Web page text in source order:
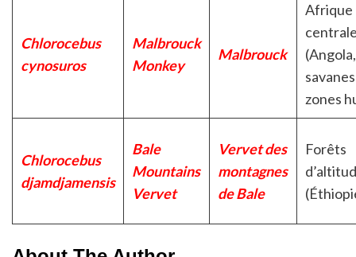
Chlorocebus
cynosuros
Malbrouck
Monkey
Malbrouck
Afrique
zones
Chlorocebus
djamdjamensis
Bale
Mountains
Vervet
Vervet des
montagnes
de Bale
Forêts